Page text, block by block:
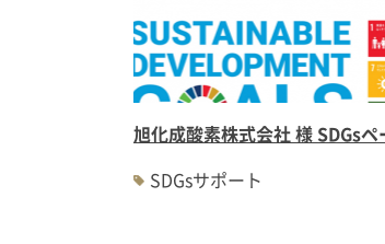
旭化成酸素株式会社 様 SDGsペ
SDGsサポート